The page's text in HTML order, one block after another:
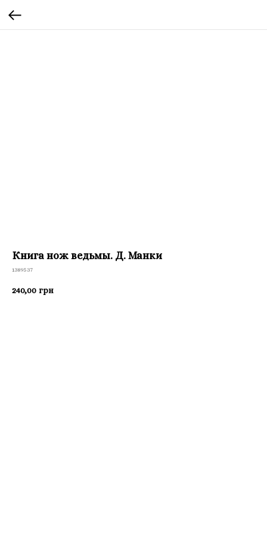
Книга нож ведьмы. Д. Манки
1389537
240,00 грн